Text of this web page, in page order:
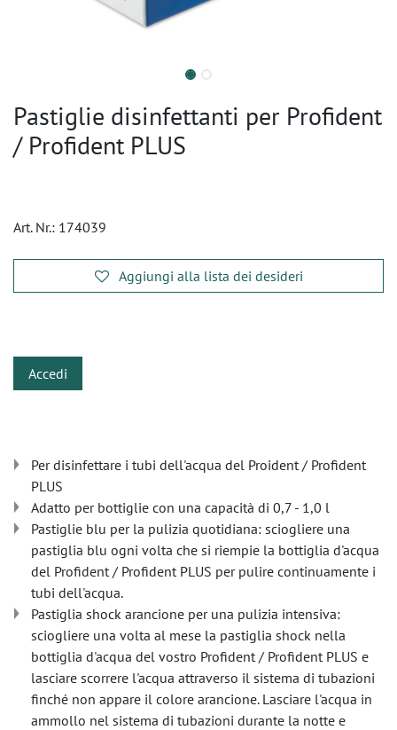
Pastiglie disinfettanti per Profident
/ Profident PLUS
Art. Nr.: 174039
Aggiungi alla lista dei desideri
Accedi
Per disinfettare i tubi dell'acqua del Proident / Profident
PLUS
Adatto per bottiglie con una capacità di 0,7 - 1,0 l
Pastiglie blu per la pulizia quotidiana: sciogliere una
pastiglia blu ogni volta che si riempie la bottiglia d'acqua
del Profident / Profident PLUS per pulire continuamente i
tubi dell'acqua.
Pastiglia shock arancione per una pulizia intensiva:
sciogliere una volta al mese la pastiglia shock nella
bottiglia d'acqua del vostro Profident / Profident PLUS e
lasciare scorrere l'acqua attraverso il sistema di tubazioni
finché non appare il colore arancione. Lasciare l'acqua in
ammollo nel sistema di tubazioni durante la notte e